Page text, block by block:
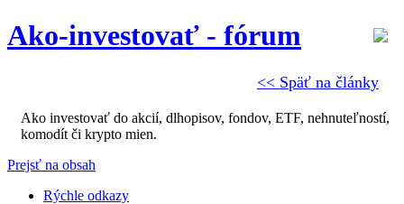
<< Späť na články
Ako-investovať - fórum
Ako investovať do akcií, dlhopisov, fondov, ETF, nehnuteľností,
komodít či krypto mien.
Prejsť na obsah
Rýchle odkazy